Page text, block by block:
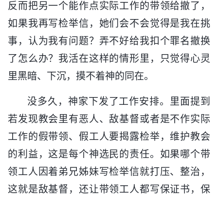
反而把另一个能作点实际工作的带领给撤了，
如果我再写检举信，她们会不会觉得是我在挑
事，认为我有问题？弄不好给我扣个罪名撤换
了怎么办？我活在这样的情形里，只觉得心灵
里黑暗、下沉，摸不着神的同在。
没多久，神家下发了工作安排。里面提到
若发现教会里有恶人、敌基督或者是不作实际
工作的假带领、假工人要揭露检举，维护教会
的利益，这是每个神选民的责任。如果哪个带
领工人因着弟兄姊妹写检举信就打压、整治，
这就是敌基督，还让带领工人都写保证书，保